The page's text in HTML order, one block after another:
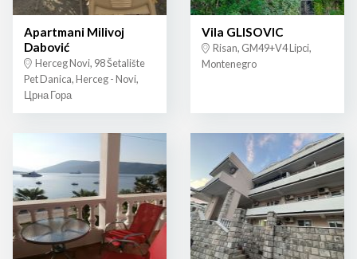
Apartmani Milivoj
Dabović
Herceg Novi, 98 Šetalište
Pet Danica, Herceg - Novi,
Црна Гора
Vila GLISOVIC
Risan, GM49+V4 Lipci,
Montenegro